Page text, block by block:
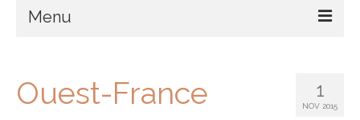
Menu
Contact 1
NOV 2015
Ouest-France